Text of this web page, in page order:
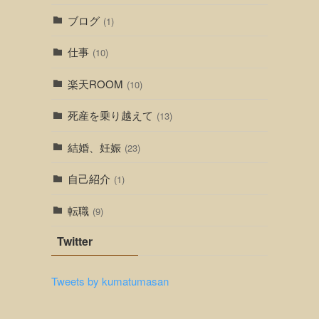
ブログ (1)
仕事 (10)
楽天ROOM (10)
死産を乗り越えて (13)
結婚、妊娠 (23)
自己紹介 (1)
転職 (9)
Twitter
Tweets by kumatumasan